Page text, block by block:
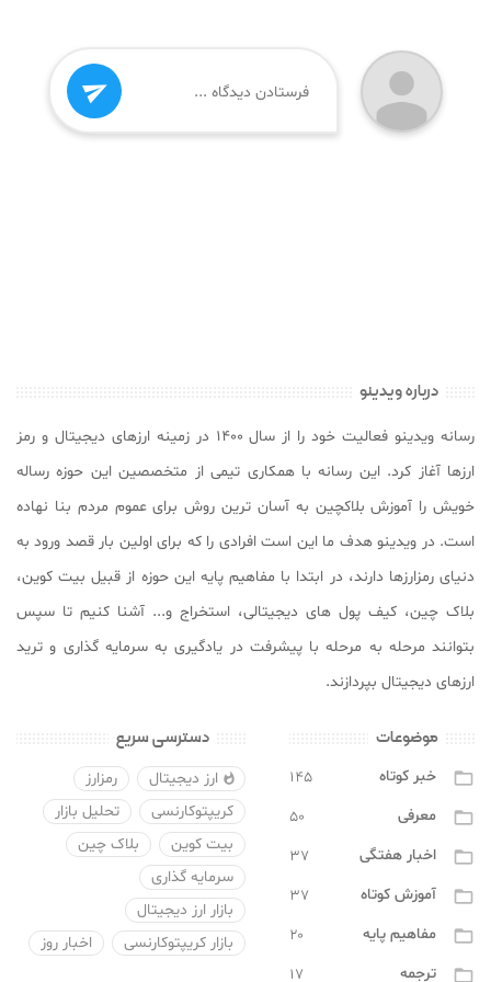

درباره ویدینو
رسانه ویدینو فعالیت خود را از سال ۱۴۰۰ در زمینه ارزهای دیجیتال و رمز
ارزها آغاز کرد. این رسانه با همکاری تیمی از متخصصین این حوزه رساله
خویش را آموزش بلاکچین به آسان ترین روش برای عموم مردم بنا نهاده
است. در ویدینو هدف ما این است افرادی را که برای اولین بار قصد ورود به
دنیای رمزارزها دارند، در ابتدا با مفاهیم پایه این حوزه از قبیل بیت کوین،
بلاک چین، کیف پول های دیجیتالی، استخراج و... آشنا کنیم تا سپس
بتوانند مرحله به مرحله با پیشرفت در یادگیری به سرمایه گذاری و ترید
ارزهای دیجیتال بپردازند.
موضوعات

خبر کوتاه ۱۴۵
 معرفی ۵۰
 اخبار هفتگی ۳۷
 آموزش کوتاه ۳۷
 مفاهیم پایه ۲۰
 ترجمه ۱۷
دسترسی سریع
 ارز دیجیتال
رمزارز
کریپتوکارنسی
تحلیل بازار
بیت کوین
بلاک چین
سرمایه گذاری
بازار ارز دیجیتال
بازار کریپتوکارنسی
اخبار روز